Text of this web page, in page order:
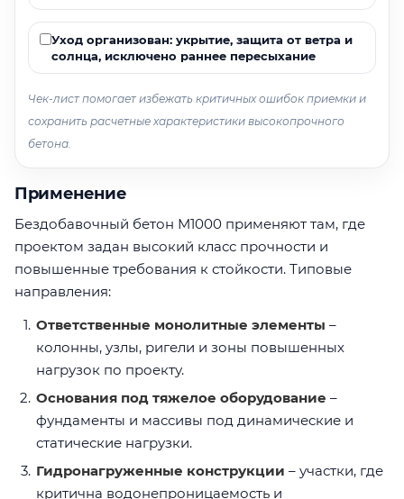
Уход организован: укрытие, защита от ветра и
солнца, исключено раннее пересыхание
Чек-лист помогает избежать критичных ошибок приемки и
сохранить расчетные характеристики высокопрочного
бетона.
Применение
Бездобавочный бетон М1000 применяют там, где
проектом задан высокий класс прочности и
повышенные требования к стойкости. Типовые
направления:
Ответственные монолитные элементы –
колонны, узлы, ригели и зоны повышенных
нагрузок по проекту.
Основания под тяжелое оборудование –
фундаменты и массивы под динамические и
статические нагрузки.
Гидронагруженные конструкции – участки, где
критична водонепроницаемость и